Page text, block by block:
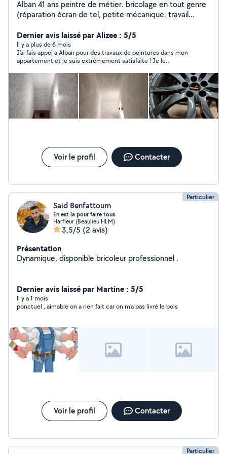
Alban 41 ans peintre de métier. bricolage en tout genre
(réparation écran de tel, petite mécanique, travail
Dernier avis laissé par Alizee : 5/5
Il y a plus de 6 mois
J'ai fais appel a Alban pour des travaux de peintures dans mon
appartement et je suis extrêmement satisfaite ! Je le
et son travail est de grande qualité, le tout a un prix très
raisonnable !
Voir le profil Contacter
Particulier
Said Benfattoum
En est la pour faire tous
Harfleur (Beaulieu HLM)
3,5/5 (2 avis)
Présentation
Dynamique, disponible bricoleur professionnel .
Dernier avis laissé par Martine : 5/5
Il y a 1 mois
ponctuel , aimable on a rien fait car on m'a pas livré le bois
Voir le profil Contacter
Particulier